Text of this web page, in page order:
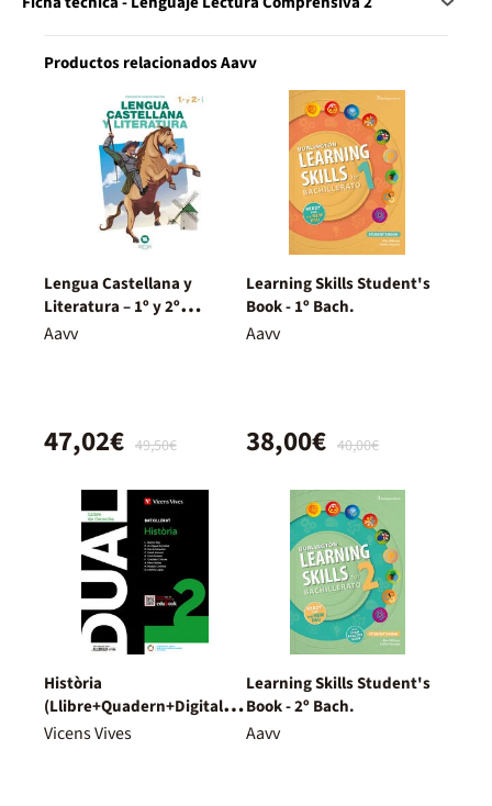
Productos relacionados Aavv
Lengua Castellana y
Literatura – 1º y 2º
Bachillerato – Nuevo
Aavv
49,50€
47,02€
Learning Skills Student's
Book - 1º Bach.
Aavv
40,00€
38,00€
Història
(Llibre+Quadern+Digital)
Dual
Vicens Vives
Learning Skills Student's
Book - 2º Bach.
Aavv